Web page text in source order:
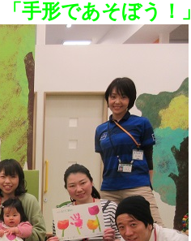
「手形であそぼう！」